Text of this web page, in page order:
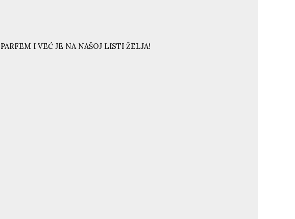
I VEĆ JE NA NAŠOJ LISTI ŽELJA!